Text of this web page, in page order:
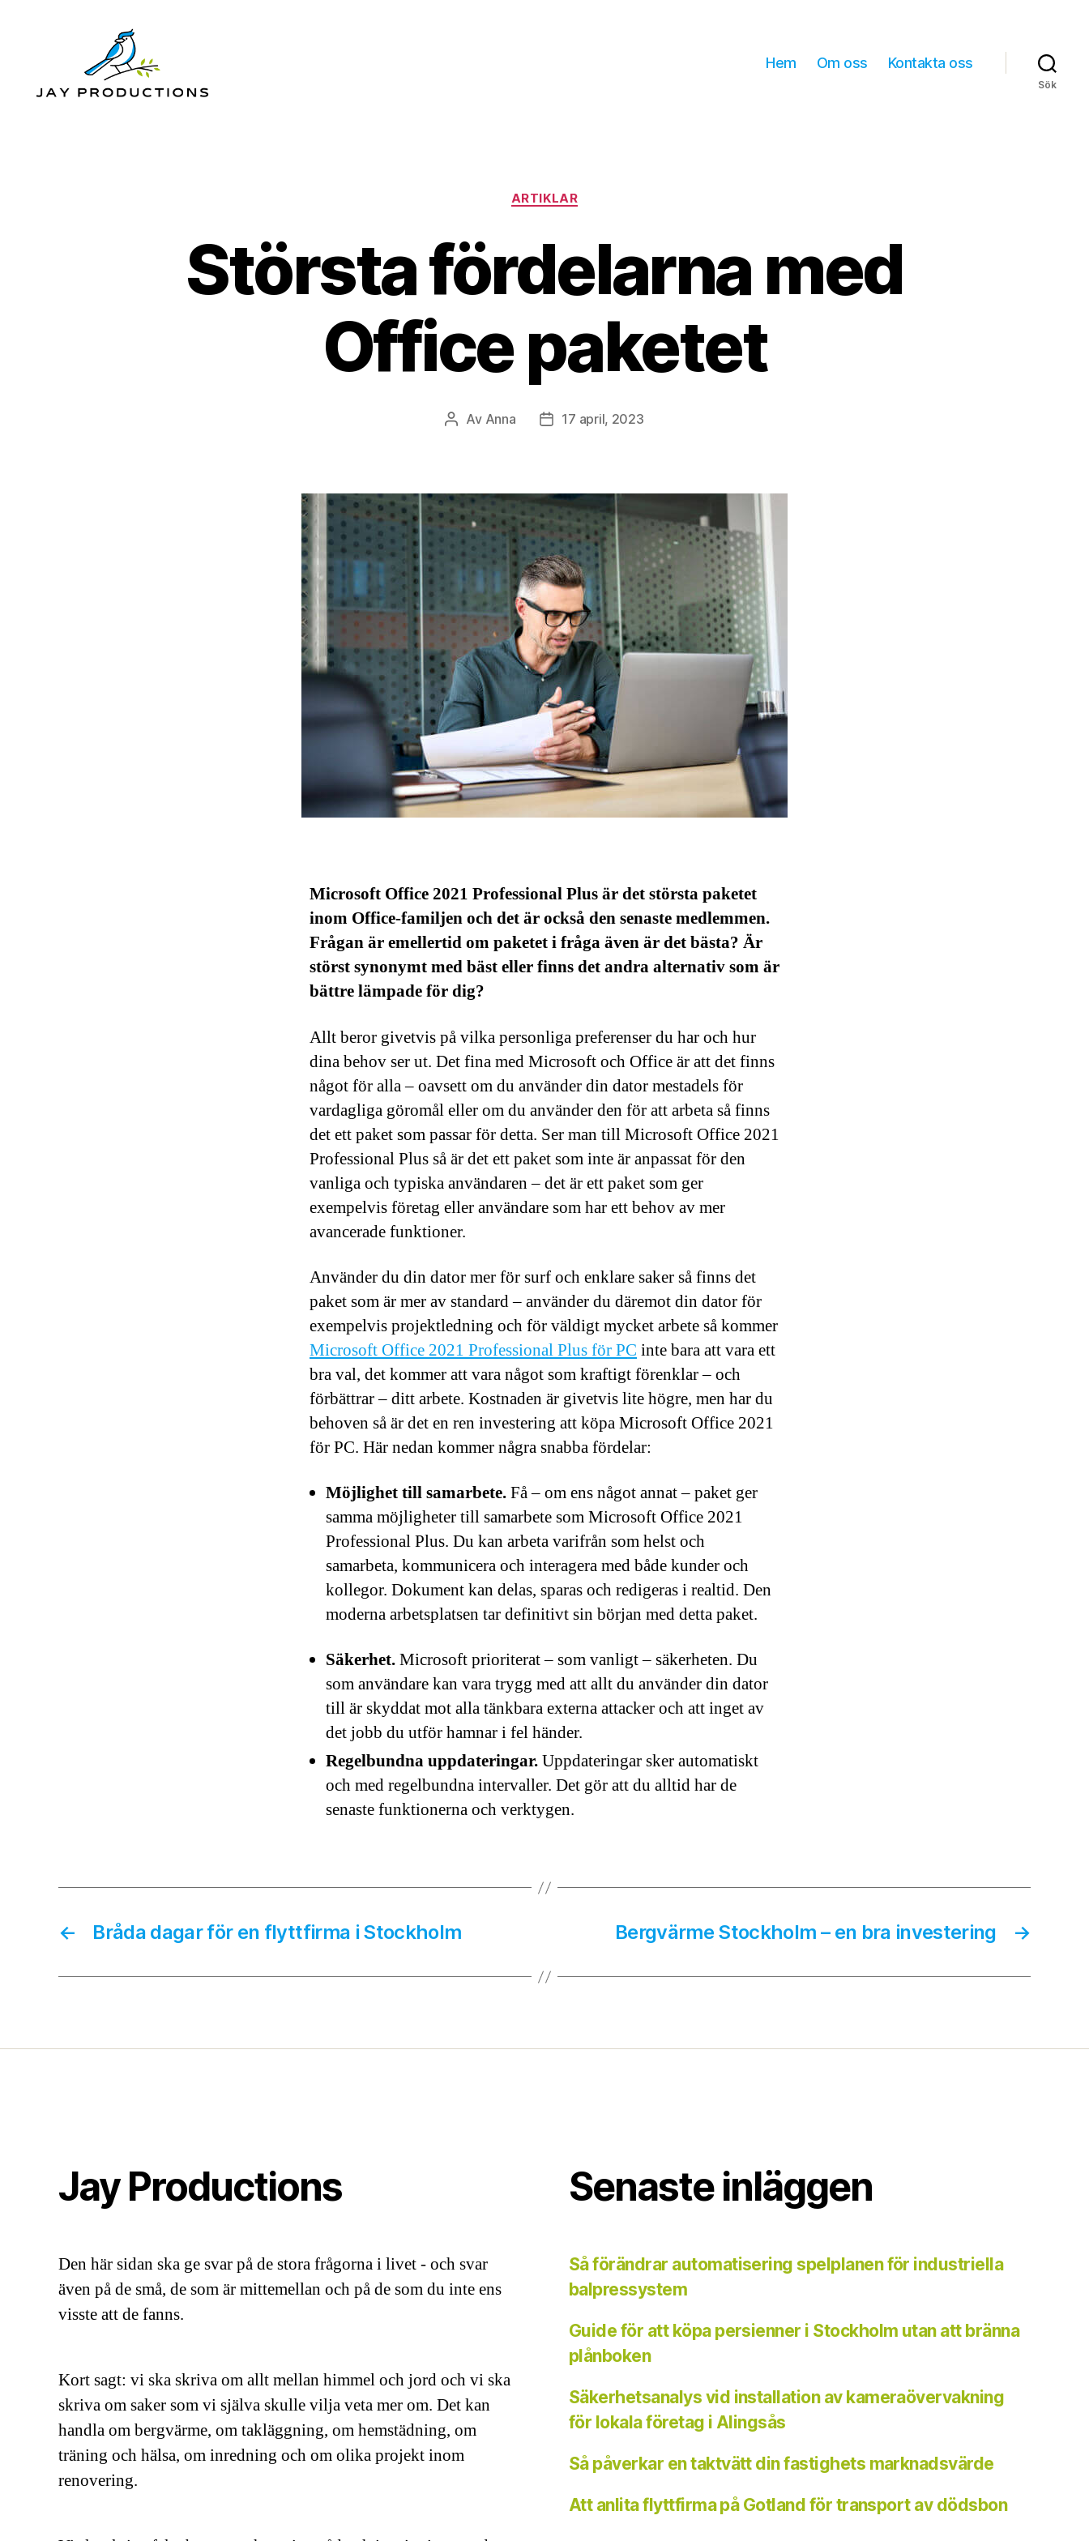
Hem Om oss Kontakta oss
Sök
Kategorier
ARTIKLAR
Största fördelarna med
Office paketet
Inläggsförfattare
Av Anna Inläggsdatum
17 april, 2023
Microsoft Office 2021 Professional Plus är det största paketet
inom Office-familjen och det är också den senaste medlemmen.
Frågan är emellertid om paketet i fråga även är det bästa? Är
störst synonymt med bäst eller finns det andra alternativ som är
bättre lämpade för dig?
Allt beror givetvis på vilka personliga preferenser du har och hur
dina behov ser ut. Det fina med Microsoft och Office är att det finns
något för alla – oavsett om du använder din dator mestadels för
vardagliga göromål eller om du använder den för att arbeta så finns
det ett paket som passar för detta. Ser man till Microsoft Office 2021
Professional Plus så är det ett paket som inte är anpassat för den
vanliga och typiska användaren – det är ett paket som ger
exempelvis företag eller användare som har ett behov av mer
avancerade funktioner.
Använder du din dator mer för surf och enklare saker så finns det
paket som är mer av standard – använder du däremot din dator för
exempelvis projektledning och för väldigt mycket arbete så kommer
Microsoft Office 2021 Professional Plus för PC inte bara att vara ett
bra val, det kommer att vara något som kraftigt förenklar – och
förbättrar – ditt arbete. Kostnaden är givetvis lite högre, men har du
behoven så är det en ren investering att köpa Microsoft Office 2021
för PC. Här nedan kommer några snabba fördelar:
Möjlighet till samarbete.Få – om ens något annat – paket ger
samma möjligheter till samarbete som Microsoft Office 2021
Professional Plus. Du kan arbeta varifrån som helst och
samarbeta, kommunicera och interagera med både kunder och
kollegor. Dokument kan delas, sparas och redigeras i realtid. Den
moderna arbetsplatsen tar definitivt sin början med detta paket.
Säkerhet.Microsoft prioriterat – som vanligt – säkerheten. Du
som användare kan vara trygg med att allt du använder din dator
till är skyddat mot alla tänkbara externa attacker och att inget av
det jobb du utför hamnar i fel händer.
Regelbundna uppdateringar.Uppdateringar sker automatiskt
och med regelbundna intervaller. Det gör att du alltid har de
senaste funktionerna och verktygen.
← Bråda dagar för en flyttfirma i Stockholm →
Bergvärme Stockholm – en bra investering
Jay Productions
Den här sidan ska ge svar på de stora frågorna i livet - och svar
även på de små, de som är mittemellan och på de som du inte ens
visste att de fanns.
Kort sagt: vi ska skriva om allt mellan himmel och jord och vi ska
skriva om saker som vi själva skulle vilja veta mer om. Det kan
handla om bergvärme, om takläggning, om hemstädning, om
träning och hälsa, om inredning och om olika projekt inom
renovering.
Senaste inläggen
Så förändrar automatisering spelplanen för industriella
balpressystem
Guide för att köpa persienner i Stockholm utan att bränna
plånboken
Säkerhetsanalys vid installation av kameraövervakning
för lokala företag i Alingsås
Så påverkar en taktvätt din fastighets marknadsvärde
Att anlita flyttfirma på Gotland för transport av dödsbon